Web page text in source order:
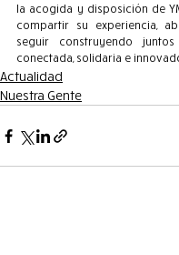
la acogida y disposición de
compartir su experiencia,
seguir construyendo
conectada, solidaria e
Actualidad
Nuestra Gente